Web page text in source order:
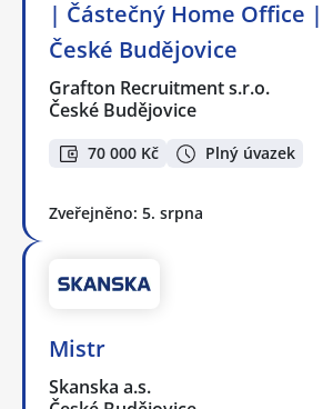
| Částečný Home Office |
České Budějovice
Grafton Recruitment s.r.o.
České Budějovice
70 000 Kč Plný úvazek
Zveřejněno: 5. srpna
Mistr
Skanska a.s.